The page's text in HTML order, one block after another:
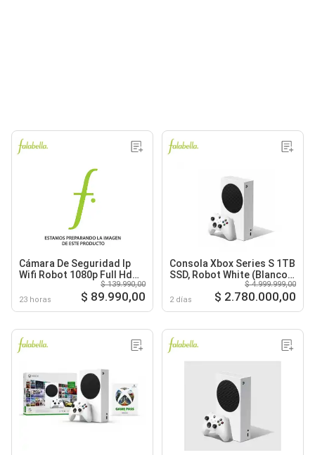
Cámara De Seguridad Ip
Wifi Robot 1080p Full Hd
23 horas
$ 139.990,00
$ 89.990,00
Consola Xbox Series S 1TB
SSD, Robot White (Blanco),
120 FPS, 1440p, Bluetooth
- Xbox
2 días
$ 4.999.999,00
$ 2.780.000,00